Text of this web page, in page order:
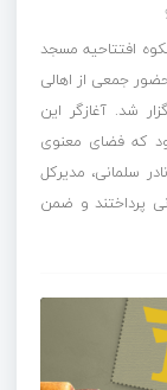
افتتاحیه مسجد
محمد» در شامگاه 25 اسفند ماه 1404با حضور جمعی از اهالی
شد. آغازگر این
که فضای معنوی
سلمانی، مدیرکل
پرداختند و ضمن